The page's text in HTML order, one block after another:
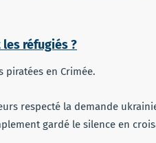
réfugiés ?
piratées en Crimée.
respecté la demande
gardé le silence en